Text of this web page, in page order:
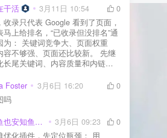
一个长期获客渠道，但不能再当
渠道了。
干活 3月11日 10:54
0
收录只代表 Google 看到了页面，
马上给排名，“已收录但没排名”通
为： 关键词竞争大、页面权重
容不够强、页面还比较新。 先继
长尾关键词、内容质量和内链，
Foster
3月6日 16:20
0
吗
子非鱼也安知鱼之乐 3月6日 09:23
0
化插件，先定位瓶颈： 用